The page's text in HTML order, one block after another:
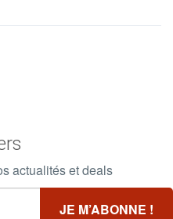
actualités et deals